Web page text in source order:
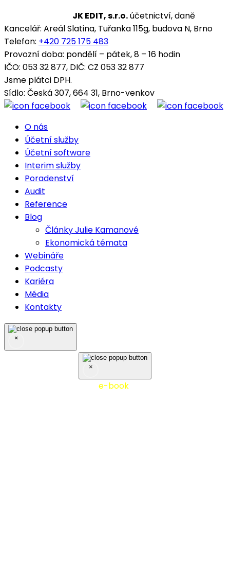
JK EDIT, s.r.o.účetnictví, daně
Kancelář: Areál Slatina, Tuřanka 115g, budova N, Brno
Telefon: +420 725 175 483
Provozní doba: pondělí – pátek, 8 – 16 hodin
IČO: 053 32 877, DIČ: CZ 053 32 877
Jsme plátci DPH.
Sídlo: Česká 307, 664 31, Brno-venkov
O nás
Účetní služby
Účetní software
Interim služby
Poradenství
Audit
Reference
Blog
Články Julie Kamanové
Ekonomická témata
Webináře
Podcasty
Kariéra
Média
Kontakty
×
×
e-book